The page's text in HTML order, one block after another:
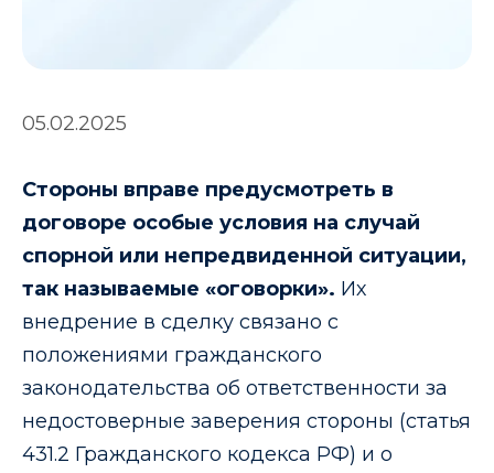
05.02.2025
Стороны вправе предусмотреть в
договоре особые условия на случай
спорной или непредвиденной ситуации,
так называемые «оговорки». Их
внедрение в сделку связано с
положениями гражданского
законодательства об ответственности за
недостоверные заверения стороны (статья
431.2 Гражданского кодекса РФ) и о